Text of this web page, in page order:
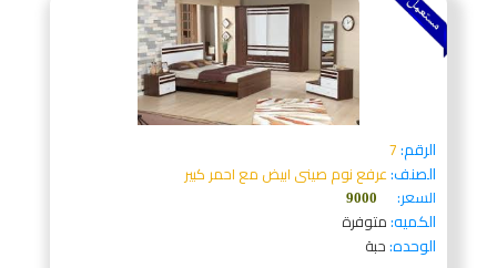
الرقم:7
الصنف:عرفع نوم صينى ابيض مع احمر كبير
السعر:
9000
الكميه:متوفرة
الوحده:حبة